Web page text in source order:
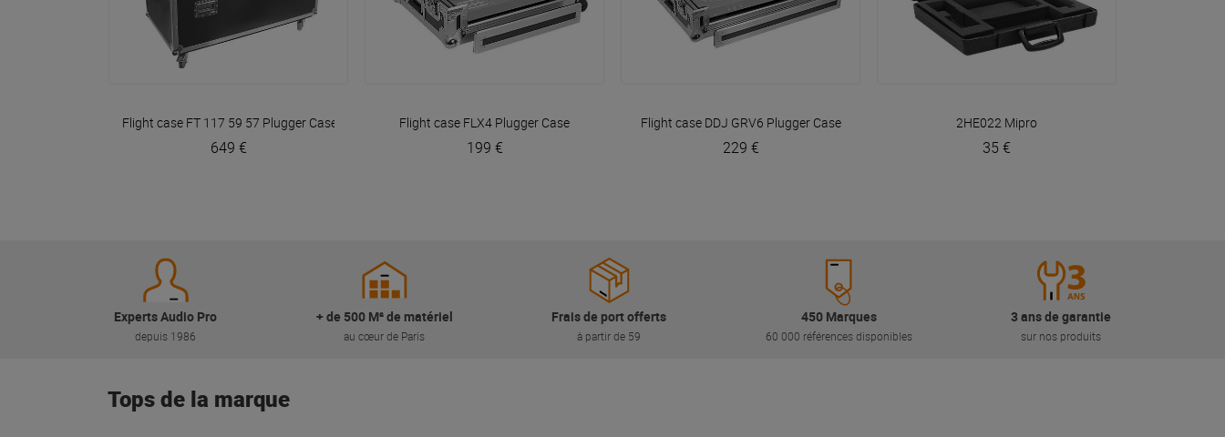
VOIR EN DÉTAIL
Flight case FT 117 59 57 Plugger Case
649 €
VOIR EN DÉTAIL
Flight case FLX4 Plugger Case
199 €
VOIR EN DÉTAIL
Flight case DDJ GRV6 Plugger Case
229 €
VOIR EN DÉTAIL
2HE022 Mipro
35 €
Experts Audio Pro
depuis 1986
+ de 500 M² de matériel
au cœur de Paris
Frais de port offerts
à partir de 59
450 Marques
60 000 références disponibles
3 ans de garantie
sur nos produits
Tops de la marque